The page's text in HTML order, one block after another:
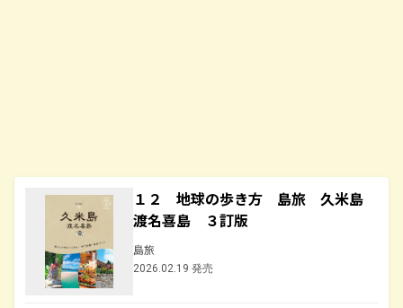
１２ 地球の歩き方 島旅 久米島
渡名喜島 ３訂版
島旅
2026.02.19 発売